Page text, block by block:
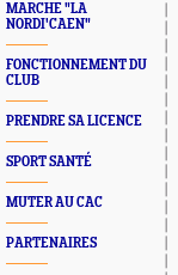
MARCHE "LA
NORDI'CAEN"
FONCTIONNEMENT DU
CLUB
PRENDRE SA LICENCE
SPORT SANTÉ
MUTER AU CAC
PARTENAIRES